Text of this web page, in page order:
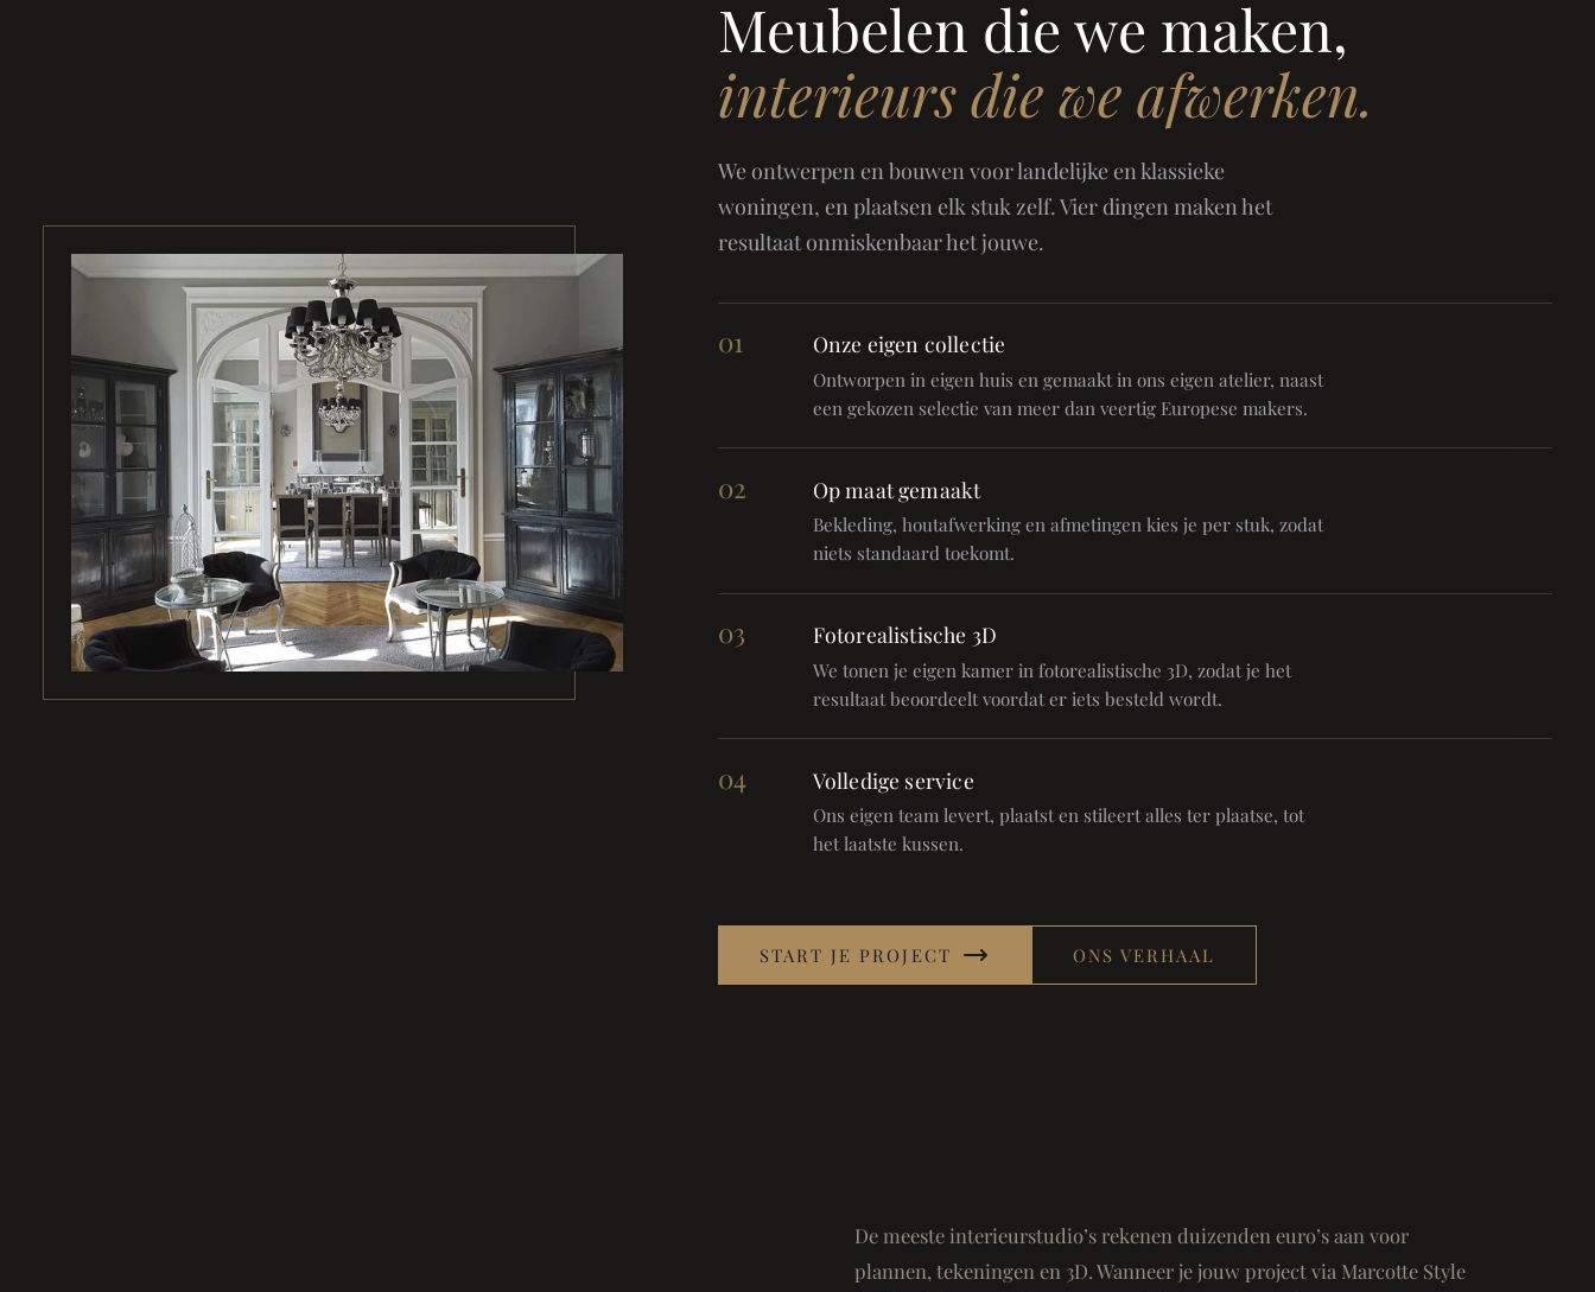
Meubelen die we maken,
interieurs die we afwerken.
We ontwerpen en bouwen voor landelijke en klassieke
woningen, en plaatsen elk stuk zelf. Vier dingen maken het
resultaat onmiskenbaar het jouwe.
01 Onze eigen collectie
Ontworpen in eigen huis en gemaakt in ons eigen atelier, naast
een gekozen selectie van meer dan veertig Europese makers.
02 Op maat gemaakt
Bekleding, houtafwerking en afmetingen kies je per stuk, zodat
niets standaard toekomt.
03 Fotorealistische 3D
We tonen je eigen kamer in fotorealistische 3D, zodat je het
resultaat beoordeelt voordat er iets besteld wordt.
04 Volledige service
Ons eigen team levert, plaatst en stileert alles ter plaatse, tot
het laatste kussen.
START JE PROJECT ONS VERHAAL
De meeste interieurstudio’s rekenen duizenden euro’s aan voor
plannen, tekeningen en 3D. Wanneer je jouw project via Marcotte Style